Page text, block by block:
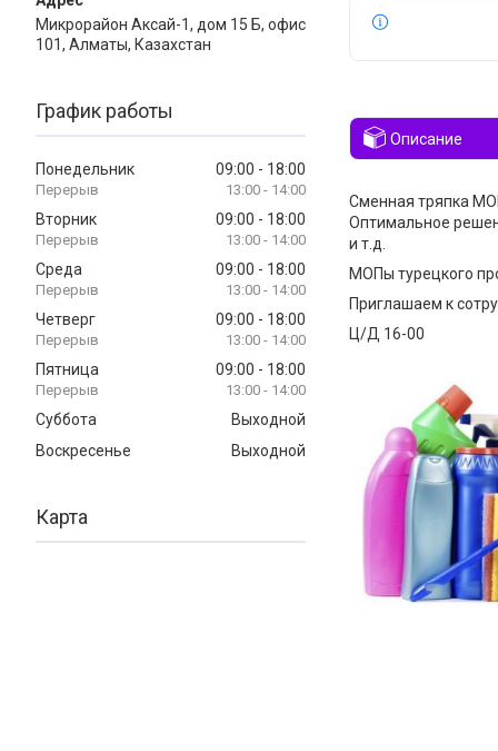
Микрорайон Аксай-1, дом 15 Б, офис
101, Алматы, Казахстан
График работы
Понедельник 09:00 18:00
13:00 14:00
Вторник 09:00 18:00
13:00 14:00
Среда 09:00 18:00
13:00 14:00
Четверг 09:00 18:00
13:00 14:00
Пятница 09:00 18:00
13:00 14:00
Суббота
Выходной
Воскресенье
Выходной
Карта
Описание
Сменная тряпка
Оптимальное
и т.д.
МОПы турецкого
Приглашаем к
Ц/Д 16-00